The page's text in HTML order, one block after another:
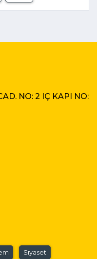
NO: 2 IÇ KAPI NO:
Siyaset